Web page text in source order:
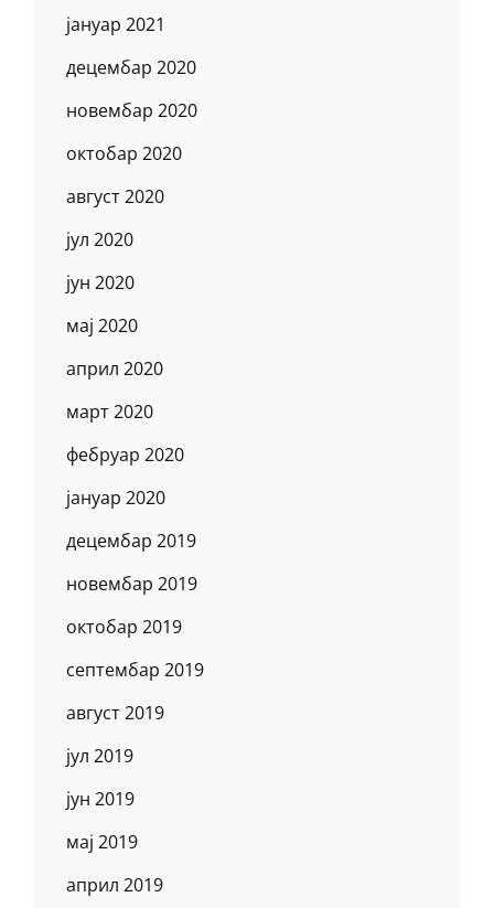
јануар 2021
децембар 2020
новембар 2020
октобар 2020
август 2020
јул 2020
јун 2020
мај 2020
април 2020
март 2020
фебруар 2020
јануар 2020
децембар 2019
новембар 2019
октобар 2019
септембар 2019
август 2019
јул 2019
јун 2019
мај 2019
април 2019